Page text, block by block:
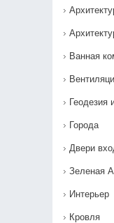
Ванная
Геодезия
Города
Двери
Зеленая
Интерьер
Кровля